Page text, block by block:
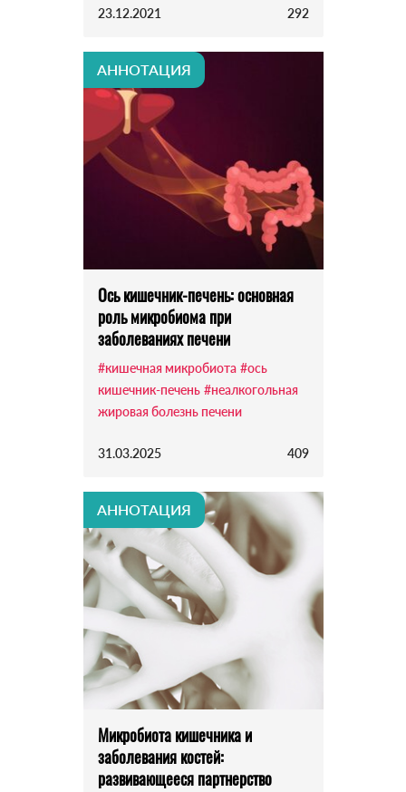
23.12.2021 292
АННОТАЦИЯ
Ось кишечник-печень: основная
роль микробиома при
заболеваниях печени
#кишечная микробиота #ось
кишечник-печень #неалкогольная
жировая болезнь печени
31.03.2025 409
АННОТАЦИЯ
Микробиота кишечника и
заболевания костей:
развивающееся партнерство